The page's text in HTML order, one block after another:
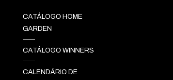
CATÁLOGO HOME
GARDEN
CATÁLOGO WINNERS
CALENDÁRIO DE